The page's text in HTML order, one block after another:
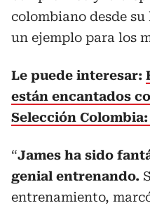
colombiano desde
un ejemplo para los
Le puede interesar:
están encantados
Selección Colombia:
“James ha sido
genial entrenando.
entrenamiento,